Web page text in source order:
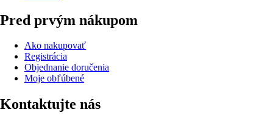
Pred prvým nákupom
Ako nakupovať
Registrácia
Objednanie doručenia
Moje obľúbené
Kontaktujte nás